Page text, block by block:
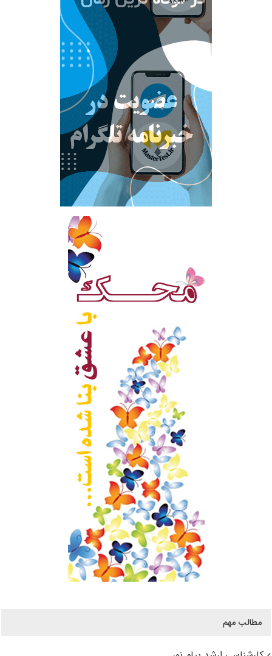
مطالب مهم